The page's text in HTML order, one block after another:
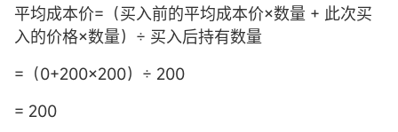
平均成本价=（买入前的平均成本价×数量 + 此次买
入的价格×数量）÷ 买入后持有数量
=（0+200×200）÷ 200
= 200